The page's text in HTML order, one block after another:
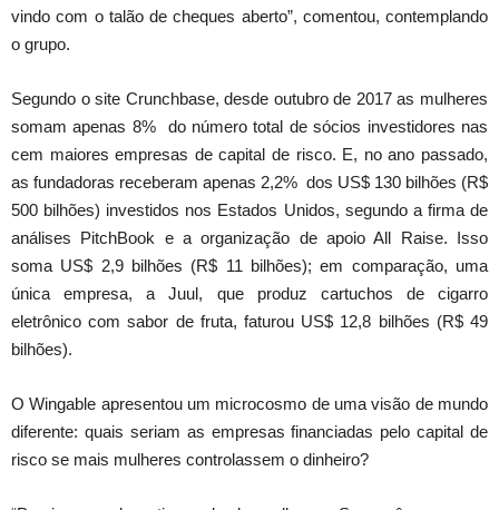
vindo com o talão de cheques aberto”, comentou, contemplando
o grupo.
Segundo o site Crunchbase, desde outubro de 2017 as mulheres
somam apenas 8% do número total de sócios investidores nas
cem maiores empresas de capital de risco. E, no ano passado,
as fundadoras receberam apenas 2,2% dos US$ 130 bilhões (R$
500 bilhões) investidos nos Estados Unidos, segundo a firma de
análises PitchBook e a organização de apoio All Raise. Isso
soma US$ 2,9 bilhões (R$ 11 bilhões); em comparação, uma
única empresa, a Juul, que produz cartuchos de cigarro
eletrônico com sabor de fruta, faturou US$ 12,8 bilhões (R$ 49
bilhões).
O Wingable apresentou um microcosmo de uma visão de mundo
diferente: quais seriam as empresas financiadas pelo capital de
risco se mais mulheres controlassem o dinheiro?